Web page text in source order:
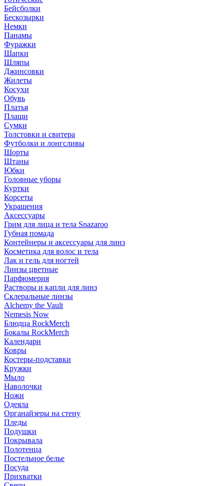
Бейсболки
Бескозырки
Немки
Панамы
Фуражки
Шапки
Шляпы
Джинсовки
Жилеты
Косухи
Обувь
Платья
Плащи
Сумки
Толстовки и свитера
Футболки и лонгсливы
Шорты
Штаны
Юбки
Головные уборы
Куртки
Корсеты
Украшения
Аксессуары
Грим для лица и тела Snazaroo
Губная помада
Контейнеры и аксессуары для линз
Косметика для волос и тела
Лак и гель для ногтей
Линзы цветные
Парфюмерия
Растворы и капли для линз
Склеральные линзы
Alchemy the Vault
Nemesis Now
Блюдца RockMerch
Бокалы RockMerch
Календари
Ковры
Костеры-подставки
Кружки
Мыло
Наволочки
Ножи
Одеяла
Органайзеры на стену
Пледы
Подушки
Покрывала
Полотенца
Постельное белье
Посуда
Прихватки